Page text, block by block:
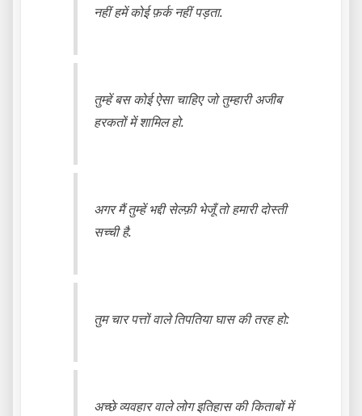
नहीं हमें कोई फ़र्क नहीं पड़ता.
तुम्हें बस कोई ऐसा चाहिए जो तुम्हारी अजीब
हरकतों में शामिल हो.
अगर मैं तुम्हें भद्दी सेल्फ़ी भेजूँ तो हमारी दोस्ती
सच्ची है.
तुम चार पत्तों वाले तिपतिया घास की तरह हो:
अच्छे व्यवहार वाले लोग इतिहास की किताबों में